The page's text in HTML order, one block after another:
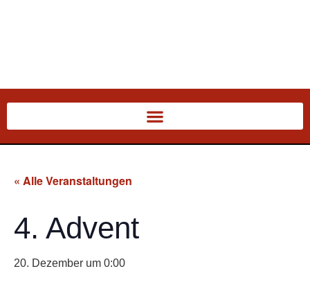
« Alle Veranstaltungen
4. Advent
20. Dezember um 0:00